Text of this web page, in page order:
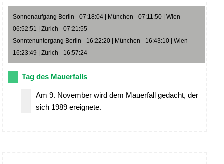
Sonnenaufgang Berlin - 07:18:04 | München - 07:11:50 | Wien -
06:52:51 | Zürich - 07:21:55
Sonntenuntergang Berlin - 16:22:20 | München - 16:43:10 | Wien -
16:23:49 | Zürich - 16:57:24
Tag des Mauerfalls
Am 9. November wird dem Mauerfall gedacht, der
sich 1989 ereignete.